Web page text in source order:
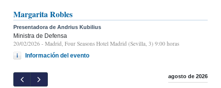
Margarita Robles
Presentadora de Andrius Kubilius
Ministra de Defensa
20/02/2026 - Madrid, Four Seasons Hotel Madrid (Sevilla, 3) 9:00 horas
Información del evento
agosto de 2026